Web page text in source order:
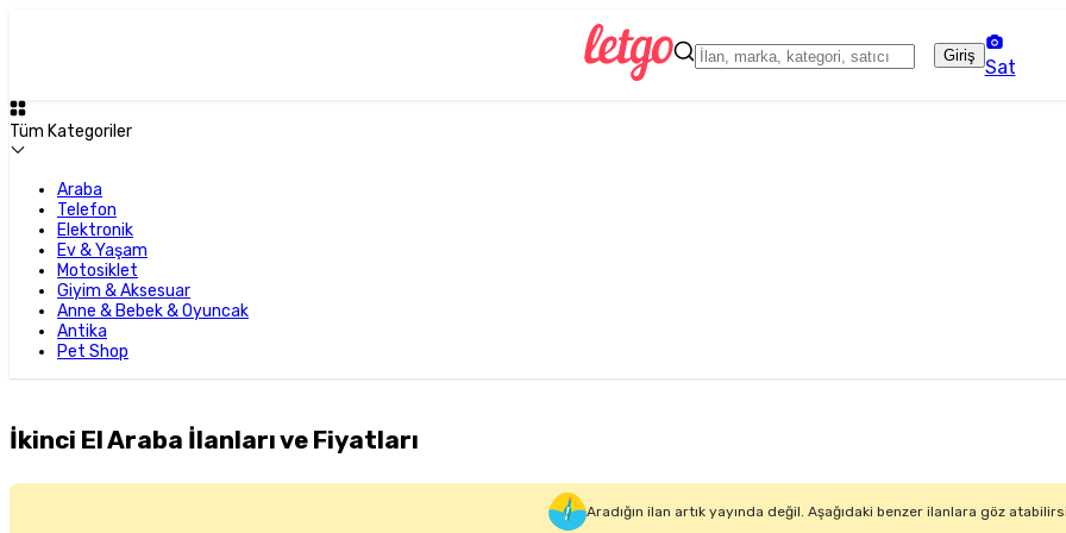
Giriş
Sat
Tüm Kategoriler
Araba
Telefon
Elektronik
Ev & Yaşam
Motosiklet
Giyim & Aksesuar
Anne & Bebek & Oyuncak
Antika
Pet Shop
İkinci El Araba İlanları ve Fiyatları
Aradığın ilan artık yayında değil. Aşağıdaki benzer ilanlara göz